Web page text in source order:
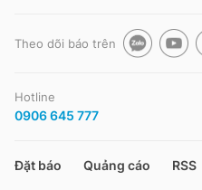
Theo dõi báo trên
Hotline
0906 645 777
Đặt báo Quảng cáo RSS